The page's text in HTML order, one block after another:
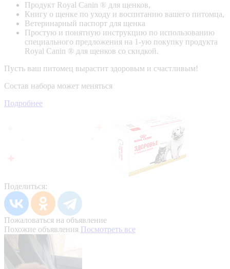
Продукт Royal Canin ® для щенков,
Книгу о щенке по уходу и воспитанию вашего питомца,
Ветеринарный паспорт для щенка
Простую и понятную инструкцию по использованию
специального предложения на 1-ую покупку продукта
Royal Canin ® для щенков со скидкой.
Пусть ваш питомец вырастит здоровым и счастливым!
Состав набора может меняться
Подробнее
Поделиться:
Пожаловаться на объявление
Похожие объявления Посмотреть все